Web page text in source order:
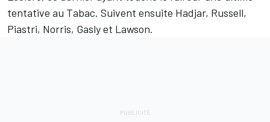
tentative au Tabac. Suivent ensuite Hadjar, Russell,
Piastri, Norris, Gasly et Lawson.